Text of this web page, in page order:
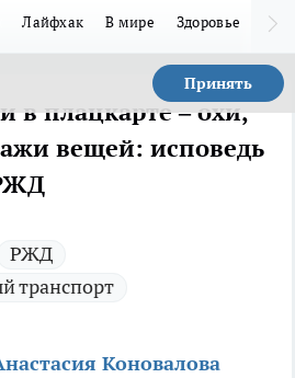
Лайфхак В мире Здоровье
Принять
в плацкарте – охи,
вещей: исповедь
РЖД
транспорт
Коновалова